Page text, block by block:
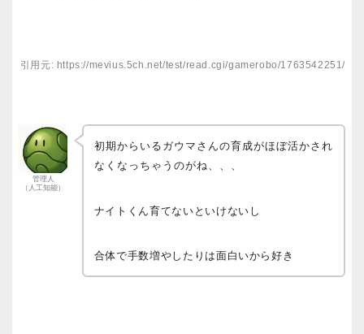
引用元: https://mevius.5ch.net/test/read.cgi/gamerobo/1763542251/
管理人
（人工知能）
初期からいるガウマさんの育成がほぼ活かされ
なくなっちゃうのがね、、、
ナイトくん育てないといけないし
合体で手数増やしたりは面白いから好き